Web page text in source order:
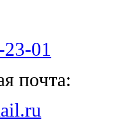
23-01
почта: